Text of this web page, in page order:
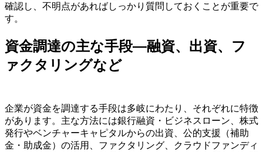
確認し、不明点があればしっかり質問しておくことが重要で
す。
資金調達の主な手段—融資、出資、フ
ァクタリングなど
企業が資金を調達する手段は多岐にわたり、それぞれに特徴
があります。主な方法には銀行融資・ビジネスローン、株式
発行やベンチャーキャピタルからの出資、公的支援（補助
金・助成金）の活用、ファクタリング、クラウドファンディ